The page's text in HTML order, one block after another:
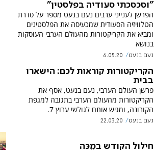
"וסכסכתי סעודיה בפלסטין"
הפרשן לענייני ערבים נעם בנעט מספר על סדרת
הטלוויזיה הסעודית שמכעיסה את הפלסטינים
ומביא את הקריקטורות מהעולם הערבי העוסקות
בנושא
נעם בנעט 6.05.20
הקריקטורות קוראות לכם: הישארו
בבית
פרשן העולם הערבי, נעם בנעט, אסף את
הקריקטורות מהעולם הערבי בתגובה למגפת
הקורונה, ומגיש אותם לגולשי ערוץ 7.
נעם בנעט 22.03.20
חילול הקודש במֶכַּה